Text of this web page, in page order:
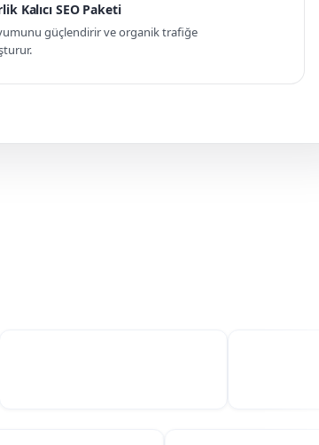
Kalıcı SEO Paketi
güçlendirir ve organik trafiğe